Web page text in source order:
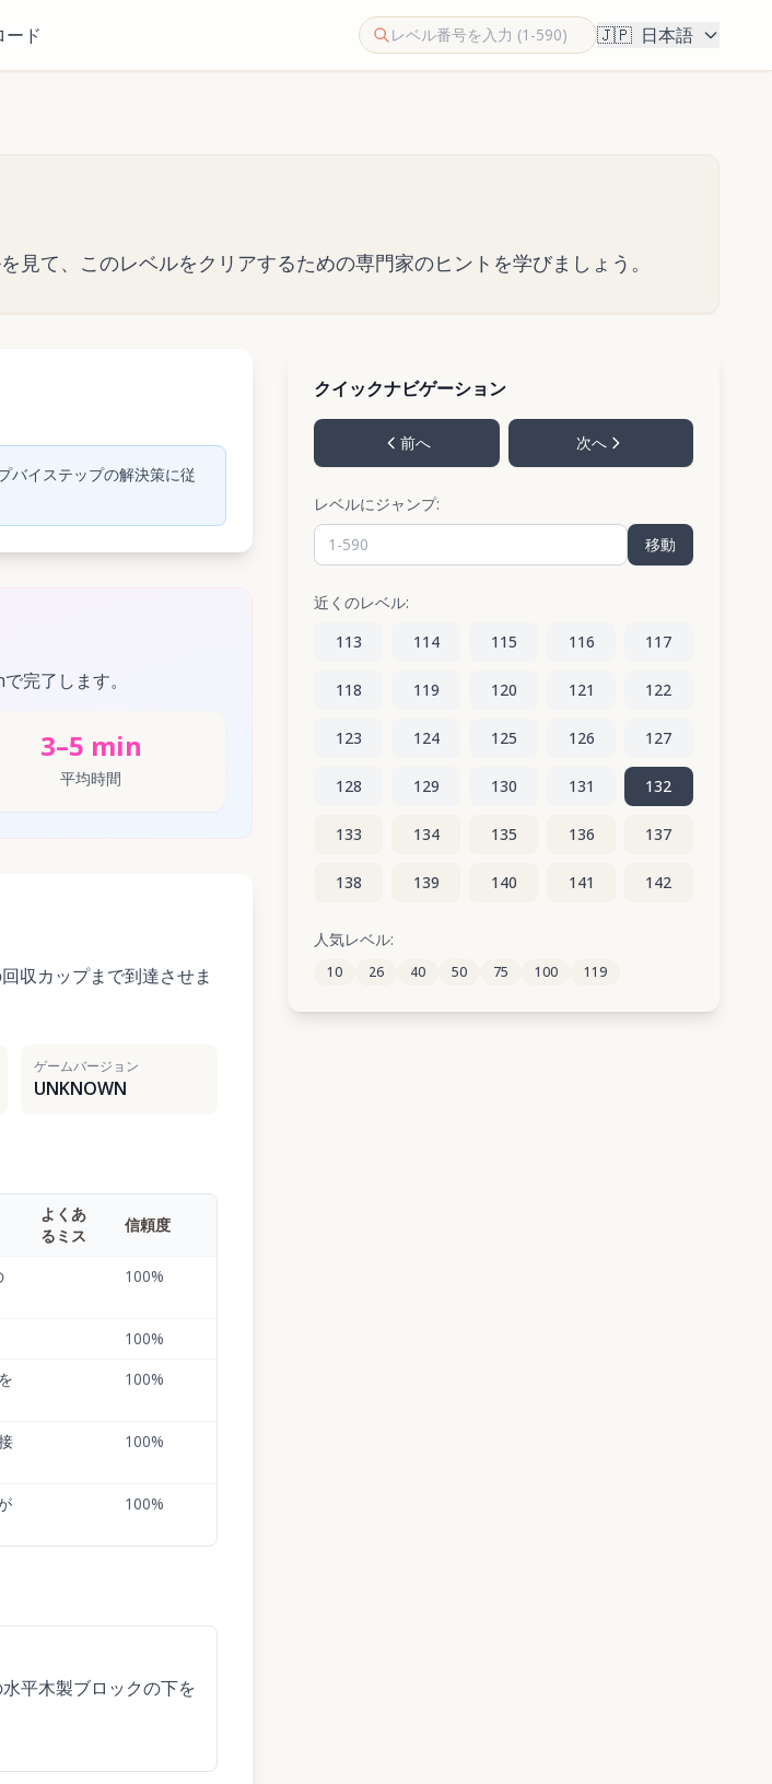
ード 🇯🇵 日本語
て、このレベルをクリアするための専門家のヒントを学びましょう。
バイステップの解決策に従
完了します。
3–5 min
平均時間
収カップまで到達させま
ゲームバージョン
UNKNOWN
よくあ
るミス
信頼度
100%
100%
100%
100%
100%
平木製ブロックの下を
クイックナビゲーション
前へ 次へ
レベルにジャンプ:
移動
近くのレベル:
113
114 115 116 117
118 119 120 121 122
123 124 125 126 127
128 129 130 131 132
133 134 135 136 137
138 139 140 141 142
143
148 149 150 151
人気レベル:
10 26 40 50 75 100 119